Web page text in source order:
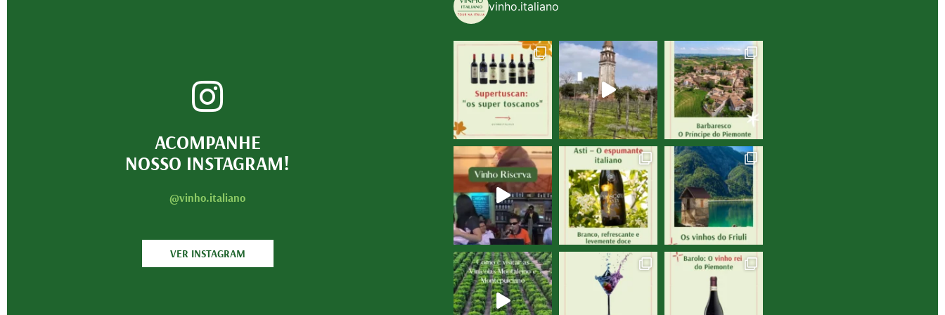
ACOMPANHE
NOSSO INSTAGRAM!
@vinho.italiano
VER INSTAGRAM
vinho.italiano